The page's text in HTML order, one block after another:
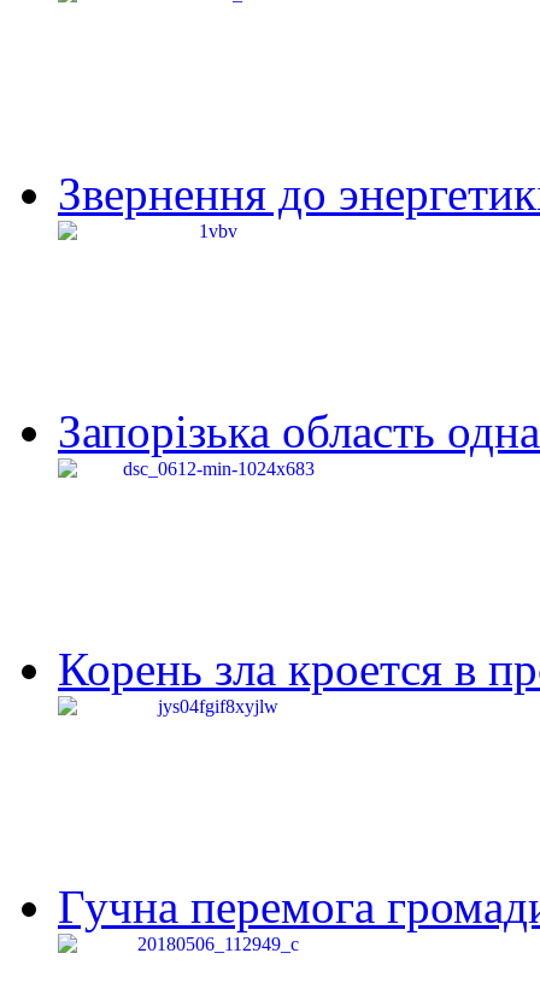
Звернення до
Запорізька область
Корень зла кроется в
Гучна перемога